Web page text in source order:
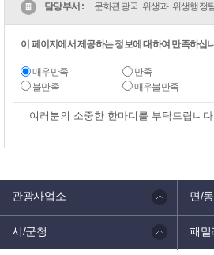
담당부서 : 문화관광국 위생과 위생행정
이 페이지에서 제공하는 정보에 대하여 만족하십
매우만족 만족
불만족
매우불만족
관광사업소 면/동
시/군청 패밀